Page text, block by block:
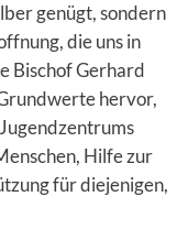
genügt, sondern
die uns in
Bischof Gerhard
hervor,
Hilfe zur
für diejenigen,